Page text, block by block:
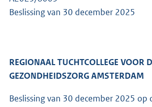
Beslissing van 30 december 2025
REGIONAAL TUCHTCOLLEGE VOOR
GEZONDHEIDSZORG AMSTERDAM
Beslissing van 30 december 2025 op